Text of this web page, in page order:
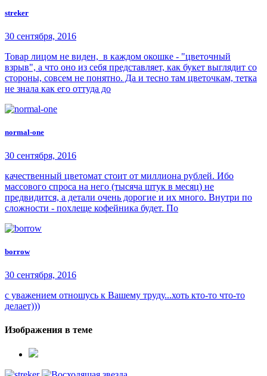
streker
30 сентября, 2016
Товар лицом не виден, в каждом окошке - "цветочный
взрыв", а что оно из себя представляет, как букет выглядит со
стороны, совсем не понятно. Да и тесно там цветочкам, тетка
не знала как его оттуда до
normal-one
30 сентября, 2016
качественный цветомат стоит от миллиона рублей. Ибо
массового спроса на него (тысяча штук в месяц) не
предвидится, а детали очень дорогие и их много. Внутри по
сложности - похлеще кофейника будет. По
borrow
30 сентября, 2016
с уважением отношусь к Вашему труду...хоть кто-то что-то
делает)))
Изображения в теме